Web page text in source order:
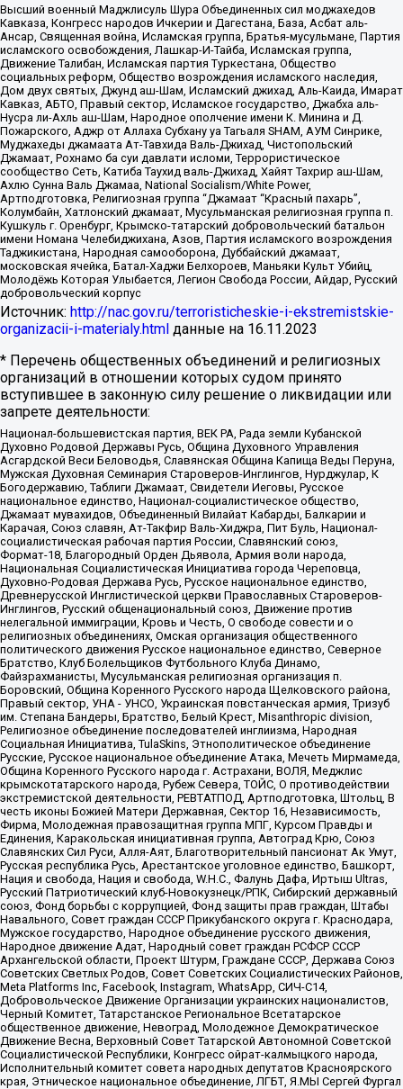
Высший военный Маджлисуль Шура Объединенных сил моджахедов
Кавказа, Конгресс народов Ичкерии и Дагестана, База, Асбат аль-
Ансар, Священная война, Исламская группа, Братья-мусульмане, Партия
исламского освобождения, Лашкар-И-Тайба, Исламская группа,
Движение Талибан, Исламская партия Туркестана, Общество
социальных реформ, Общество возрождения исламского наследия,
Дом двух святых, Джунд аш-Шам, Исламский джихад, Аль-Каида, Имарат
Кавказ, АБТО, Правый сектор, Исламское государство, Джабха аль-
Нусра ли-Ахль аш-Шам, Народное ополчение имени К. Минина и Д.
Пожарского, Аджр от Аллаха Субхану уа Тагьаля SHAM, АУМ Синрике,
Муджахеды джамаата Ат-Тавхида Валь-Джихад, Чистопольский
Джамаат, Рохнамо ба суи давлати исломи, Террористическое
сообщество Сеть, Катиба Таухид валь-Джихад, Хайят Тахрир аш-Шам,
Ахлю Сунна Валь Джамаа, National Socialism/White Power,
Артподготовка, Религиозная группа “Джамаат “Красный пахарь”,
Колумбайн, Хатлонский джамаат, Мусульманская религиозная группа п.
Кушкуль г. Оренбург, Крымско-татарский добровольческий батальон
имени Номана Челебиджихана, Азов, Партия исламского возрождения
Таджикистана, Народная самооборона, Дуббайский джамаат,
московская ячейка, Батал-Хаджи Белхороев, Маньяки Культ Убийц,
Молодёжь Которая Улыбается, Легион Свобода России, Айдар, Русский
добровольческий корпус
Источник: http://nac.gov.ru/terroristicheskie-i-ekstremistskie-
organizacii-i-materialy.html данные на 16.11.2023
* Перечень общественных объединений и религиозных
организаций в отношении которых судом принято
вступившее в законную силу решение о ликвидации или
запрете деятельности:
Национал-большевистская партия, ВЕК РА, Рада земли Кубанской
Духовно Родовой Державы Русь, Община Духовного Управления
Асгардской Веси Беловодья, Славянская Община Капища Веды Перуна,
Мужская Духовная Семинария Староверов-Инглингов, Нурджулар, К
Богодержавию, Таблиги Джамаат, Свидетели Иеговы, Русское
национальное единство, Национал-социалистическое общество,
Джамаат мувахидов, Объединенный Вилайат Кабарды, Балкарии и
Карачая, Союз славян, Ат-Такфир Валь-Хиджра, Пит Буль, Национал-
социалистическая рабочая партия России, Славянский союз,
Формат-18, Благородный Орден Дьявола, Армия воли народа,
Национальная Социалистическая Инициатива города Череповца,
Духовно-Родовая Держава Русь, Русское национальное единство,
Древнерусской Инглистической церкви Православных Староверов-
Инглингов, Русский общенациональный союз, Движение против
нелегальной иммиграции, Кровь и Честь, О свободе совести и о
религиозных объединениях, Омская организация общественного
политического движения Русское национальное единство, Северное
Братство, Клуб Болельщиков Футбольного Клуба Динамо,
Файзрахманисты, Мусульманская религиозная организация п.
Боровский, Община Коренного Русского народа Щелковского района,
Правый сектор, УНА - УНСО, Украинская повстанческая армия, Тризуб
им. Степана Бандеры, Братство, Белый Крест, Misanthropic division,
Религиозное объединение последователей инглиизма, Народная
Социальная Инициатива, TulaSkins, Этнополитическое объединение
Русские, Русское национальное объединение Атака, Мечеть Мирмамеда,
Община Коренного Русского народа г. Астрахани, ВОЛЯ, Меджлис
крымскотатарского народа, Рубеж Севера, ТОЙС, О противодействии
экстремистской деятельности, РЕВТАТПОД, Артподготовка, Штольц, В
честь иконы Божией Матери Державная, Сектор 16, Независимость,
Фирма, Молодежная правозащитная группа МПГ, Курсом Правды и
Единения, Каракольская инициативная группа, Автоград Крю, Союз
Славянских Сил Руси, Алля-Аят, Благотворительный пансионат Ак Умут,
Русская республика Русь, Арестантское уголовное единство, Башкорт,
Нация и свобода, Нация и свобода, W.H.С., Фалунь Дафа, Иртыш Ultras,
Русский Патриотический клуб-Новокузнецк/РПК, Сибирский державный
союз, Фонд борьбы с коррупцией, Фонд защиты прав граждан, Штабы
Навального, Совет граждан СССР Прикубанского округа г. Краснодара,
Мужское государство, Народное объединение русского движения,
Народное движение Адат, Народный совет граждан РСФСР СССР
Архангельской области, Проект Штурм, Граждане СССР, Держава Союз
Советских Светлых Родов, Совет Советских Социалистических Районов,
Meta Platforms Inc, Facebook, Instagram, WhatsApp, СИЧ-С14,
Добровольческое Движение Организации украинских националистов,
Черный Комитет, Татарстанское Региональное Всетатарское
общественное движение, Невоград, Молодежное Демократическое
Движение Весна, Верховный Совет Татарской Автономной Советской
Социалистической Республики, Конгресс ойрат-калмыцкого народа,
Исполнительный комитет совета народных депутатов Красноярского
края, Этническое национальное объединение, ЛГБТ, Я.МЫ Сергей Фургал